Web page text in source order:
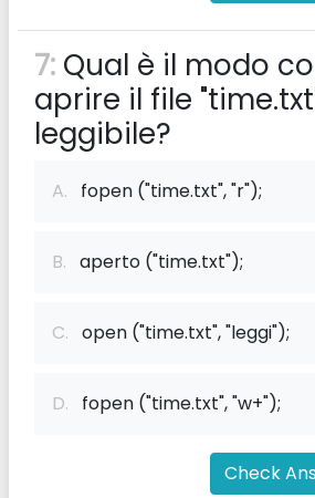
7: Qual è il modo
aprire il file
leggibile?
A. fopen ("time.txt", "r");
B. aperto ("time.txt");
C. open ("time.txt", "leggi");
D. fopen ("time.txt", "w+");
Check